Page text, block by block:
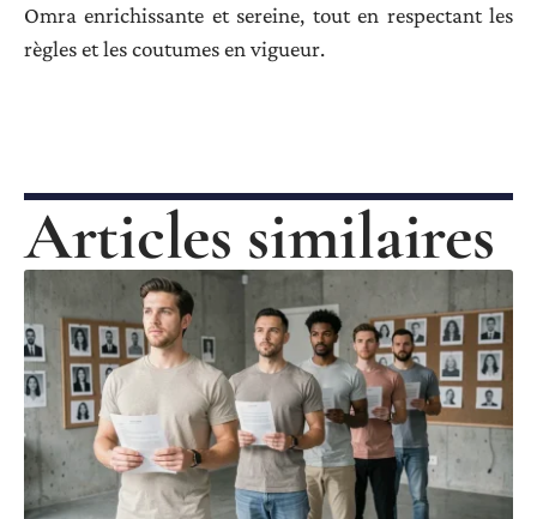
Omra enrichissante et sereine, tout en respectant les
règles et les coutumes en vigueur.
Articles similaires